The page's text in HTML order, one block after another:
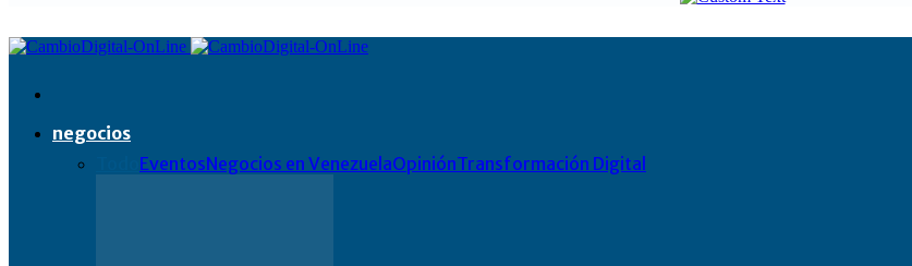
negocios
EventosNegocios en VenezuelaOpiniónTransformación Digital